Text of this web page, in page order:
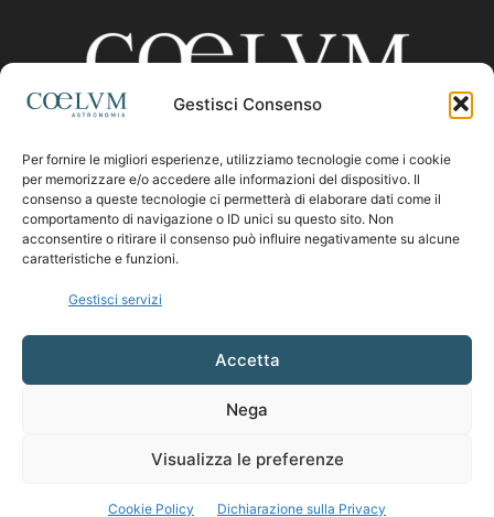
Gestisci Consenso
Per fornire le migliori esperienze, utilizziamo tecnologie come i cookie
per memorizzare e/o accedere alle informazioni del dispositivo. Il
consenso a queste tecnologie ci permetterà di elaborare dati come il
comportamento di navigazione o ID unici su questo sito. Non
acconsentire o ritirare il consenso può influire negativamente su alcune
caratteristiche e funzioni.
Gestisci servizi
Accetta
Nega
Visualizza le preferenze
Cookie Policy Dichiarazione sulla Privacy
CHI SIAMO
Contattaci:coelumastro@coelum.com